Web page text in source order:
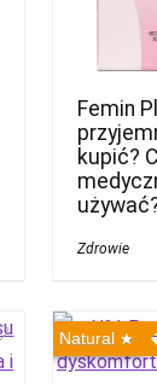
Femin
kupić?
Zdrowie
Natural